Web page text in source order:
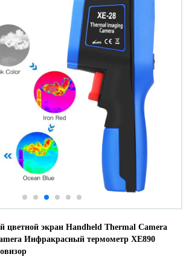
цветной экран Handheld Thermal Camera
Инфракрасный термометр XE890